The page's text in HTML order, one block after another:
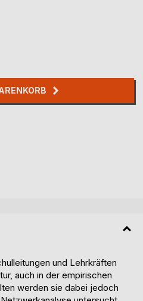
und Lehrkräften
auch in der empirischen
werden sie dabei jedoch